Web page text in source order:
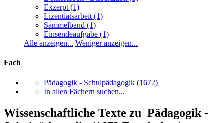
Exzerpt (1)
Lizentiatsarbeit (1)
Sammelband (1)
Einsendeaufgabe (1)
Alle anzeigen... Weniger anzeigen...
Fach
Pädagogik - Schulpädagogik (1672)
In allen Fächern suchen...
Wissenschaftliche Texte zu Pädagogik -